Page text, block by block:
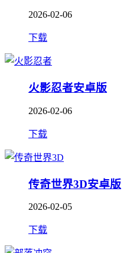
2026-02-06
下载
火影忍者安卓版
2026-02-06
下载
传奇世界3D安卓版
2026-02-05
下载